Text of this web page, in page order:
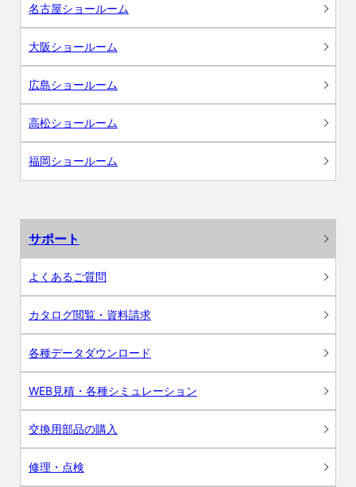
名古屋ショールーム
大阪ショールーム
広島ショールーム
高松ショールーム
福岡ショールーム
サポート
よくあるご質問
カタログ閲覧・資料請求
各種データダウンロード
WEB見積・各種シミュレーション
交換用部品の購入
修理・点検